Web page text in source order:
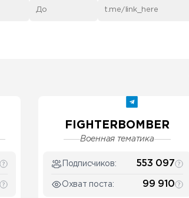
FIGHTERBOMBER
Военная тематика
Подписчиков: 553 097
Охват поста: 99 910